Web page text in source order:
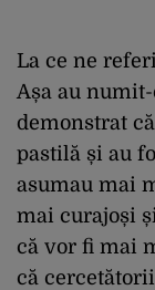
La ce ne
Așa au
demonstrat
pastilă și au
asumau mai
mai curajoși
că vor fi mai
că